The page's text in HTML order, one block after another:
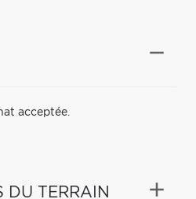
acceptée.
DU TERRAIN